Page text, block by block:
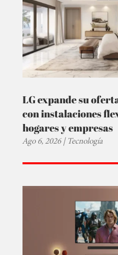
LG expande su
con instalaciones
hogares y empresas
Ago 6, 2026|Tecnología